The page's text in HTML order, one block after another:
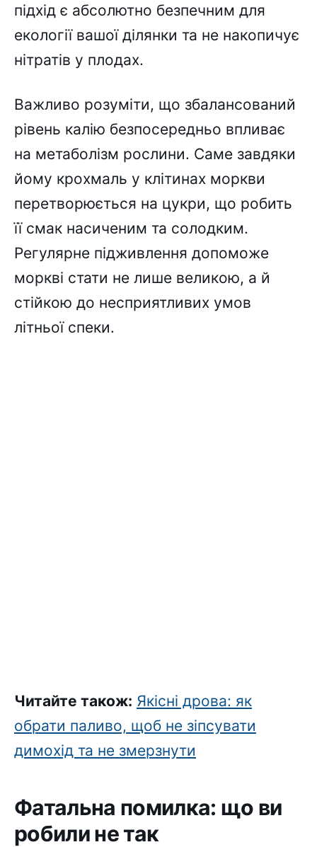
підхід є абсолютно безпечним для
екології вашої ділянки та не накопичує
нітратів у плодах.
Важливо розуміти, що збалансований
рівень калію безпосередньо впливає
на метаболізм рослини. Саме завдяки
йому крохмаль у клітинах моркви
перетворюється на цукри, що робить
її смак насиченим та солодким.
Регулярне підживлення допоможе
моркві стати не лише великою, а й
стійкою до несприятливих умов
літньої спеки.
Читайте також: Якісні дрова: як
обрати паливо, щоб не зіпсувати
димохід та не змерзнути
Фатальна помилка: що ви
робили не так